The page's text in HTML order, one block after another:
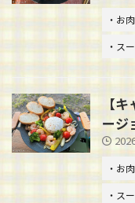
・お
・ス
【
ージ
・お
・ス